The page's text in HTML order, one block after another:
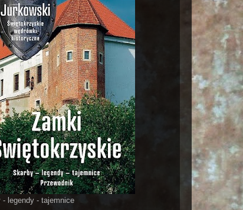
- legendy - tajemnice